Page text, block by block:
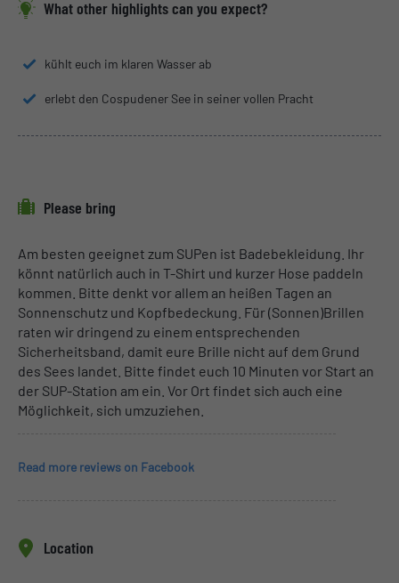
What other highlights can you expect?
kühlt euch im klaren Wasser ab
erlebt den Cospudener See in seiner vollen Pracht
Please bring
Am besten geeignet zum SUPen ist Badebekleidung. Ihr
könnt natürlich auch in T-Shirt und kurzer Hose paddeln
kommen. Bitte denkt vor allem an heißen Tagen an
Sonnenschutz und Kopfbedeckung. Für (Sonnen)Brillen
raten wir dringend zu einem entsprechenden
Sicherheitsband, damit eure Brille nicht auf dem Grund
des Sees landet. Bitte findet euch 10 Minuten vor Start an
der SUP-Station am ein. Vor Ort findet sich auch eine
Möglichkeit, sich umzuziehen.
Read more reviews on Facebook
Location